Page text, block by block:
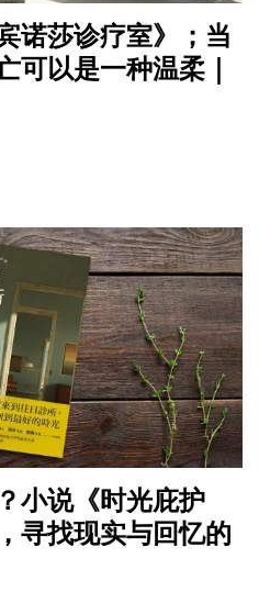
诺莎诊疗室》；当
可以是一种温柔｜
小说《时光庇护
寻找现实与回忆的